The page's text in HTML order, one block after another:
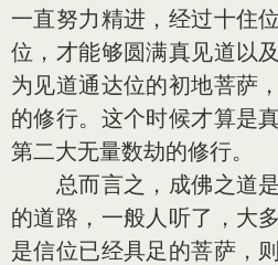
一直努力精进，经过十住
位，才能够圆满真见道以
为见道通达位的初地菩萨
的修行。这个时候才算是
第二大无量数劫的修行。
总而言之，成佛之道是
的道路，一般人听了，大
是信位已经具足的菩萨，